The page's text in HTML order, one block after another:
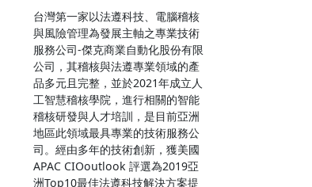
台灣第一家以法遵科技、電腦稽核
與風險管理為發展主軸之專業技術
服務公司-傑克商業自動化股份有限
公司，其稽核與法遵專業領域的產
品多元且完整，並於2021年成立人
工智慧稽核學院，進行相關的智能
稽核研發與人才培訓，是目前亞洲
地區此領域最具專業的技術服務公
司。經由多年的技術創新，獲美國
APAC CIOoutlook 評選為2019亞
洲Top10最佳法遵科技解決方案提